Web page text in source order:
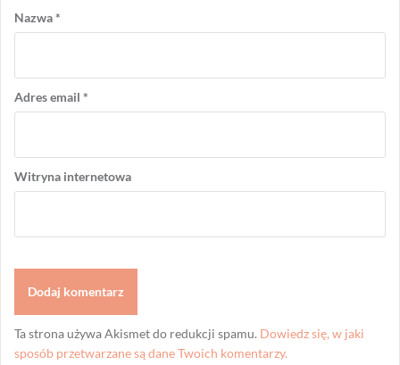
Nazwa*
Adres email *
Witryna internetowa
Ta strona używa Akismet do redukcji spamu. Dowiedz się, w jaki
sposób przetwarzane są dane Twoich komentarzy.